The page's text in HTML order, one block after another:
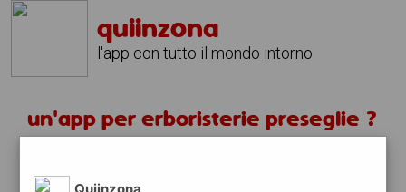
quiinzona
l'app con tutto il mondo intorno
un'app per erboristerie preseglie ?